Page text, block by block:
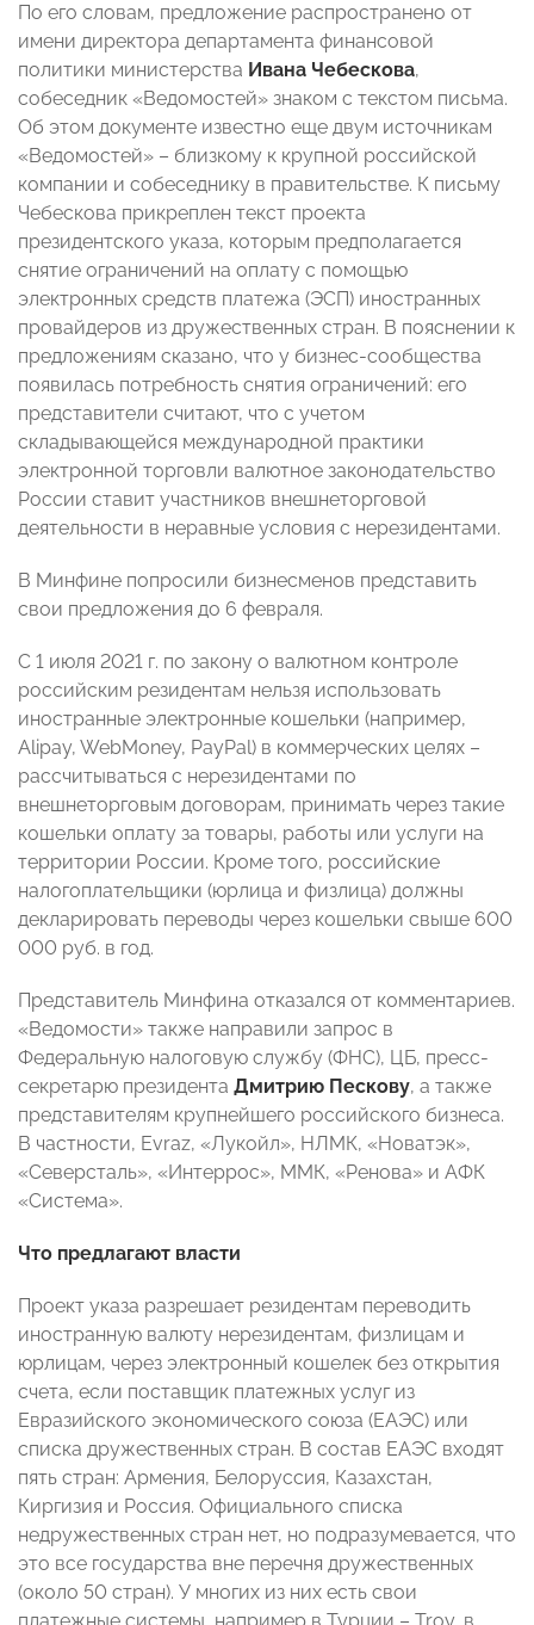
По его словам, предложение распространено от
имени директора департамента финансовой
политики министерства Ивана Чебескова,
собеседник «Ведомостей» знаком с текстом письма.
Об этом документе известно еще двум источникам
«Ведомостей» – близкому к крупной российской
компании и собеседнику в правительстве. К письму
Чебескова прикреплен текст проекта
президентского указа, которым предполагается
снятие ограничений на оплату с помощью
электронных средств платежа (ЭСП) иностранных
провайдеров из дружественных стран. В пояснении к
предложениям сказано, что у бизнес-сообщества
появилась потребность снятия ограничений: его
представители считают, что с учетом
складывающейся международной практики
электронной торговли валютное законодательство
России ставит участников внешнеторговой
деятельности в неравные условия с нерезидентами.
В Минфине попросили бизнесменов представить
свои предложения до 6 февраля.
С 1 июля 2021 г. по закону о валютном контроле
российским резидентам нельзя использовать
иностранные электронные кошельки (например,
Alipay, WebMoney, PayPal) в коммерческих целях –
рассчитываться с нерезидентами по
внешнеторговым договорам, принимать через такие
кошельки оплату за товары, работы или услуги на
территории России. Кроме того, российские
налогоплательщики (юрлица и физлица) должны
декларировать переводы через кошельки свыше 600
000 руб. в год.
Представитель Минфина отказался от комментариев.
«Ведомости» также направили запрос в
Федеральную налоговую службу (ФНС), ЦБ, пресс-
секретарю президента Дмитрию Пескову, а также
представителям крупнейшего российского бизнеса.
В частности, Evraz, «Лукойл», НЛМК, «Новатэк»,
«Северсталь», «Интеррос», ММК, «Ренова» и АФК
«Система».
Что предлагают власти
Проект указа разрешает резидентам переводить
иностранную валюту нерезидентам, физлицам и
юрлицам, через электронный кошелек без открытия
счета, если поставщик платежных услуг из
Евразийского экономического союза (ЕАЭС) или
списка дружественных стран. В состав ЕАЭС входят
пять стран: Армения, Белоруссия, Казахстан,
Киргизия и Россия. Официального списка
недружественных стран нет, но подразумевается, что
это все государства вне перечня дружественных
(около 50 стран). У многих из них есть свои